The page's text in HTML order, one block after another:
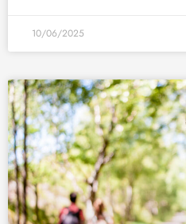
10/06/2025